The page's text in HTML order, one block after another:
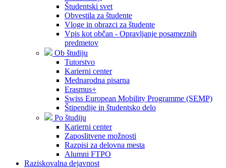
Študentski svet
Obvestila za študente
Vloge in obrazci za študente
Vpis kot občan - Opravljanje posameznih
predmetov
Ob študiju
Tutorstvo
Karierni center
Mednarodna pisarna
Erasmus+
Swiss European Mobility Programme (SEMP)
Štipendije in študentsko delo
Po študiju
Karierni center
Zaposlitvene možnosti
Razpisi za delovna mesta
Alumni FTPO
Raziskovalna dejavnost